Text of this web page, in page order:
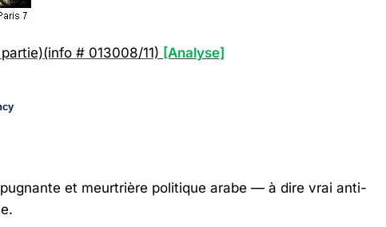
partie)(info # 013008/11) [Analyse]
et meurtrière politique arabe — à dire vrai anti-